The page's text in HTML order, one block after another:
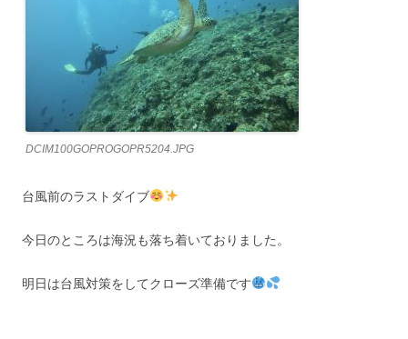
DCIM100GOPROGOPR5204.JPG
台風前のラストダイブ
今日のところは海況も落ち着いておりました。
明日は台風対策をしてクローズ準備です